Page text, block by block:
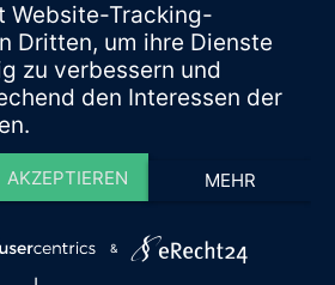
Website-Tracking-
Dritten, um ihre Dienste
zu verbessern und
den Interessen der
AKZEPTIEREN MEHR
&